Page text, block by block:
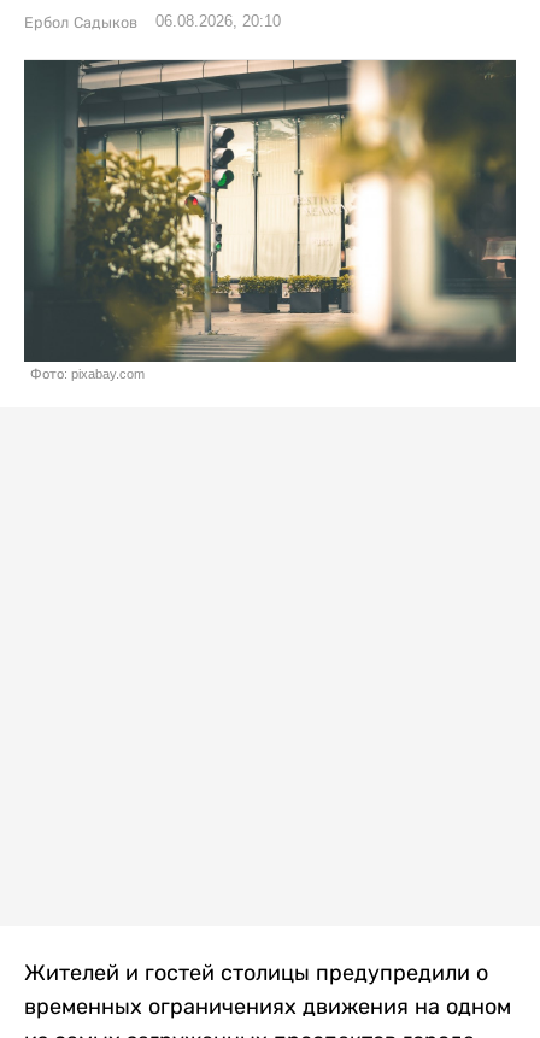
Ербол Садыков 06.08.2026, 20:10
Фото: pixabay.com
Жителей и гостей столицы предупредили о
временных ограничениях движения на одном